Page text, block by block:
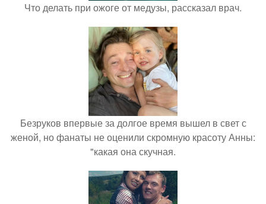
Что делать при ожоге от медузы, рассказал врач.
Безруков впервые за долгое время вышел в свет с
женой, но фанаты не оценили скромную красоту Анны:
"какая она скучная.